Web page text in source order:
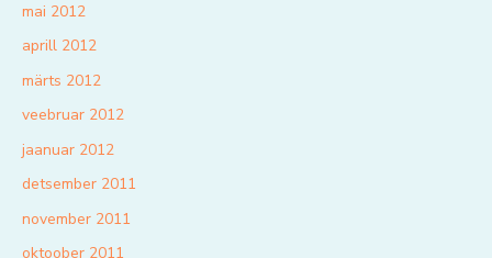
mai 2012
aprill 2012
märts 2012
veebruar 2012
jaanuar 2012
detsember 2011
november 2011
oktoober 2011